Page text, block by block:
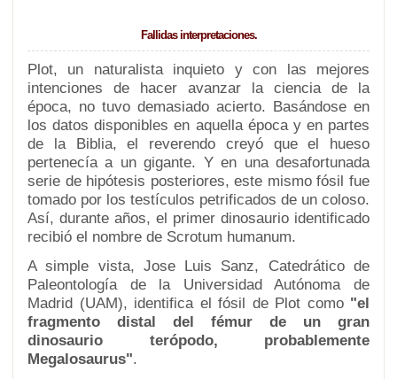
Fallidas interpretaciones.
Plot, un naturalista inquieto y con las mejores
intenciones de hacer avanzar la ciencia de la
época, no tuvo demasiado acierto. Basándose en
los datos disponibles en aquella época y en partes
de la Biblia, el reverendo creyó que el hueso
pertenecía a un gigante. Y en una desafortunada
serie de hipótesis posteriores, este mismo fósil fue
tomado por los testículos petrificados de un coloso.
Así, durante años, el primer dinosaurio identificado
recibió el nombre de Scrotum humanum.
A simple vista, Jose Luis Sanz, Catedrático de
Paleontología de la Universidad Autónoma de
Madrid (UAM), identifica el fósil de Plot como "el
fragmento distal del fémur de un gran
dinosaurio terópodo, probablemente
Megalosaurus".